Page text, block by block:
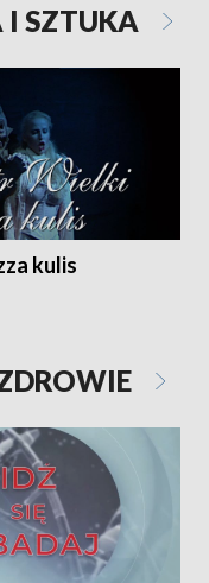
I SZTUKA
kulis